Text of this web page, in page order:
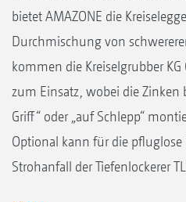
bietet AMAZONE die
Durchmischung von
kommen die Kreiselgrubber
zum Einsatz, wobei die Zinken
Griff“ oder „auf Schlepp“
Optional kann für die
Strohanfall der Tiefenlockerer